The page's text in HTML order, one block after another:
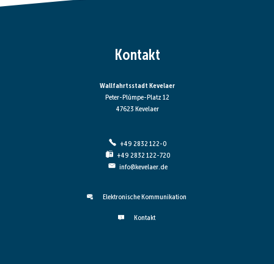
Kontakt
Wallfahrtsstadt Kevelaer
Peter-Plümpe-Platz 12
47623 Kevelaer
+49 2832 122-0
+49 2832 122-720
info@kevelaer.de
Elektronische Kommunikation
Kontakt